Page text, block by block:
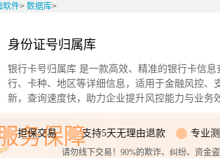
软件> 数据库>
身份证号归属库
银行卡号归属库 是一款高效、精准的银行卡信
行、卡种、地区等详细信息，适用于金融风控、
新，查询速度快，助力企业提升风控能力与业务
务保障
担保交易 支持5天无理由退款 专业
请勿线下交易！90%的欺诈、纠纷、资金